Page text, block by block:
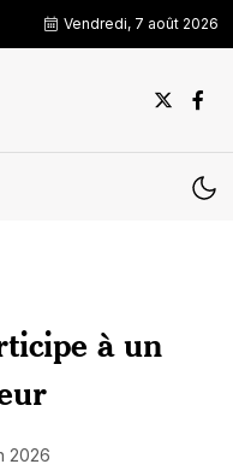
Vendredi, 7 août 2026
à un
2026